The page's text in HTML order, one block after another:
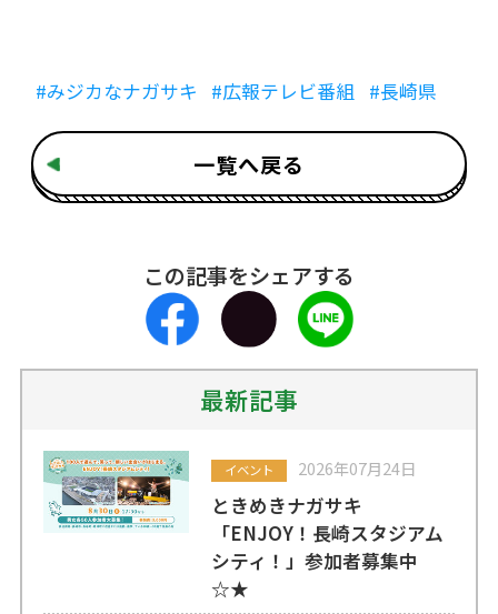
#みジカなナガサキ #広報テレビ番組 #長崎県
一覧へ戻る
この記事をシェアする
最新記事
イベント 2026年07月24日
ときめきナガサキ
「ENJOY！長崎スタジアム
シティ！」参加者募集中
☆★